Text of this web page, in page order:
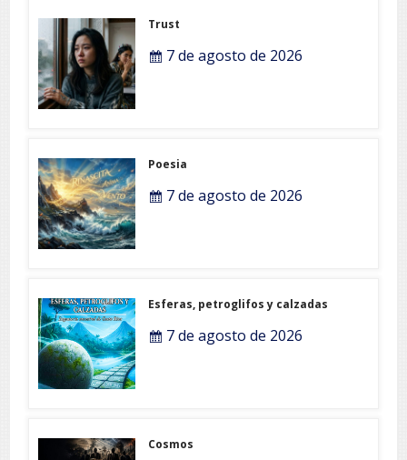
Trust
7 de agosto de 2026
Poesia
7 de agosto de 2026
Esferas, petroglifos y calzadas
7 de agosto de 2026
Cosmos